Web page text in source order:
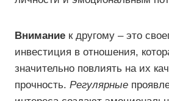
Внимание к другому – это
инвестиция в отношения,
значительно повлиять на их
прочность. Регулярные